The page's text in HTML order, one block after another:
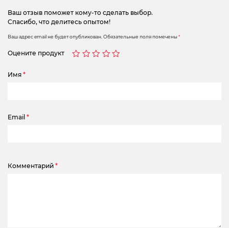
Ваш отзыв поможет кому-то сделать выбор.
Спасибо, что делитесь опытом!
Ваш адрес email не будет опубликован. Обязательные поля помечены*
Оцените продукт
Имя *
Email *
Комментарий *